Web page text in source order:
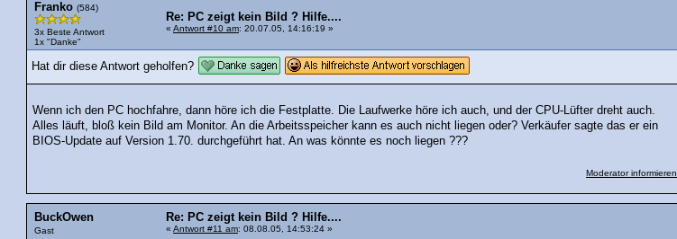
Franko (584)
3x Beste Antwort
1x "Danke"
Re: PC zeigt kein Bild ? Hilfe....
« Antwort #10 am: 20.07.05, 14:16:19 »
Hat dir diese Antwort geholfen?
Wenn ich den PC hochfahre, dann höre ich die Festplatte. Die Laufwerke höre ich auch, und der CPU-Lüfter dreht auch.
Alles läuft, bloß kein Bild am Monitor. An die Arbeitsspeicher kann es auch nicht liegen oder? Verkäufer sagte das er ein
BIOS-Update auf Version 1.70. durchgeführt hat. An was könnte es noch liegen ???
Moderator informieren
BuckOwen
Gast
Re: PC zeigt kein Bild ? Hilfe....
« Antwort #11 am: 08.08.05, 14:53:24 »